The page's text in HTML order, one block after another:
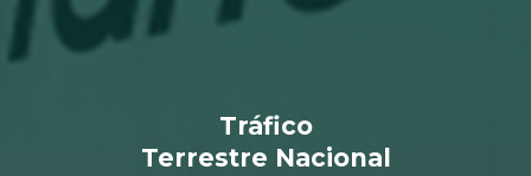
Tráfico
Terrestre Nacional